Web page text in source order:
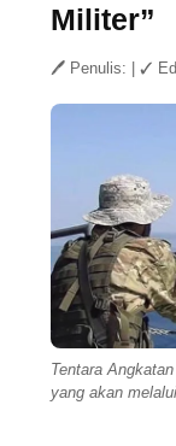
Militer”
🖊 Penulis: ✓
Tentara
yang akan